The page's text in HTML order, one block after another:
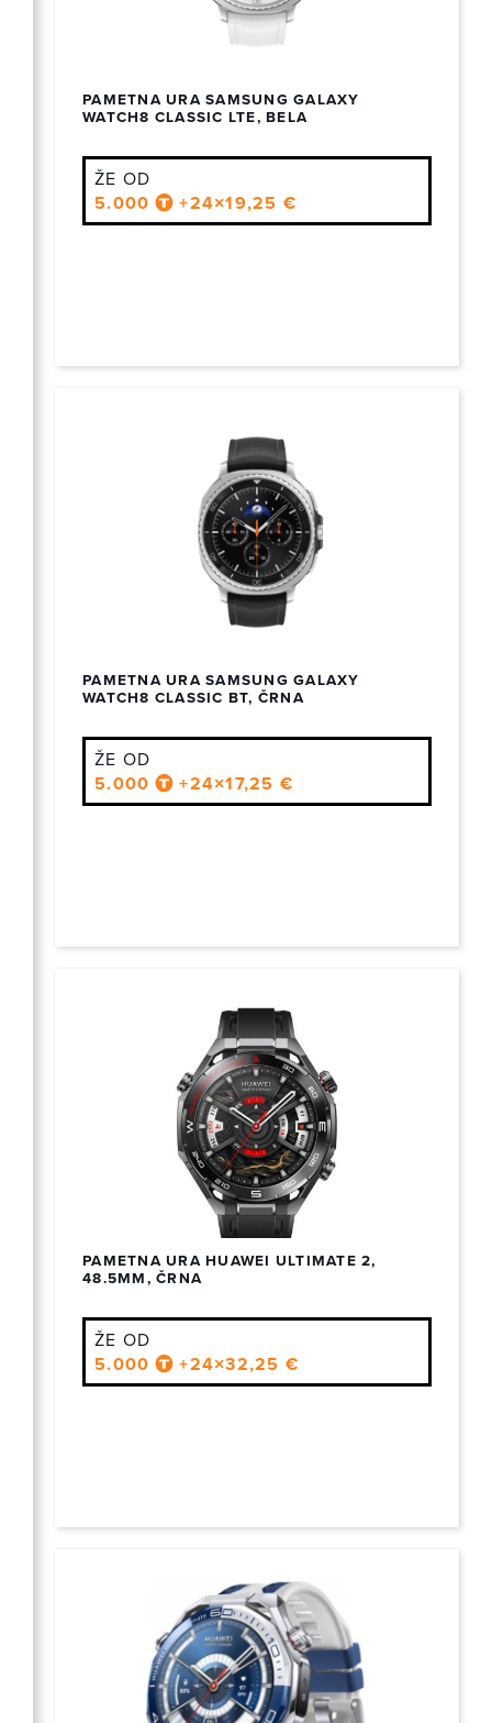
PAMETNA URA SAMSUNG GALAXY
WATCH8 CLASSIC LTE, BELA
ŽE OD
5.000
+24×19,25 €
PAMETNA URA SAMSUNG GALAXY
WATCH8 CLASSIC BT, ČRNA
ŽE OD
5.000
+24×17,25 €
PAMETNA URA HUAWEI ULTIMATE 2,
48.5MM, ČRNA
ŽE OD
5.000
+24×32,25 €